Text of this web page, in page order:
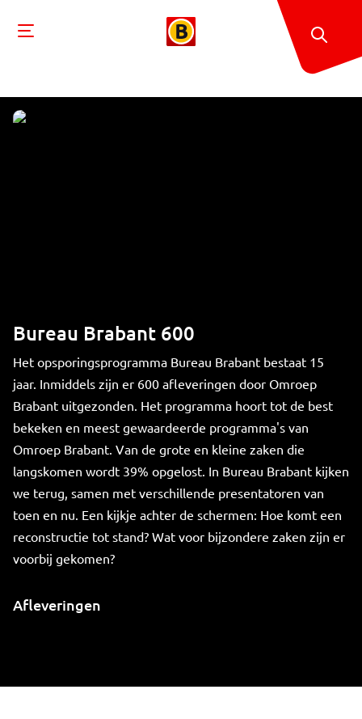
Bureau Brabant 600
Het opsporingsprogramma Bureau Brabant bestaat 15
jaar. Inmiddels zijn er 600 afleveringen door Omroep
Brabant uitgezonden. Het programma hoort tot de best
bekeken en meest gewaardeerde programma's van
Omroep Brabant. Van de grote en kleine zaken die
langskomen wordt 39% opgelost. In Bureau Brabant kijken
we terug, samen met verschillende presentatoren van
toen en nu. Een kijkje achter de schermen: Hoe komt een
reconstructie tot stand? Wat voor bijzondere zaken zijn er
voorbij gekomen?
Afleveringen